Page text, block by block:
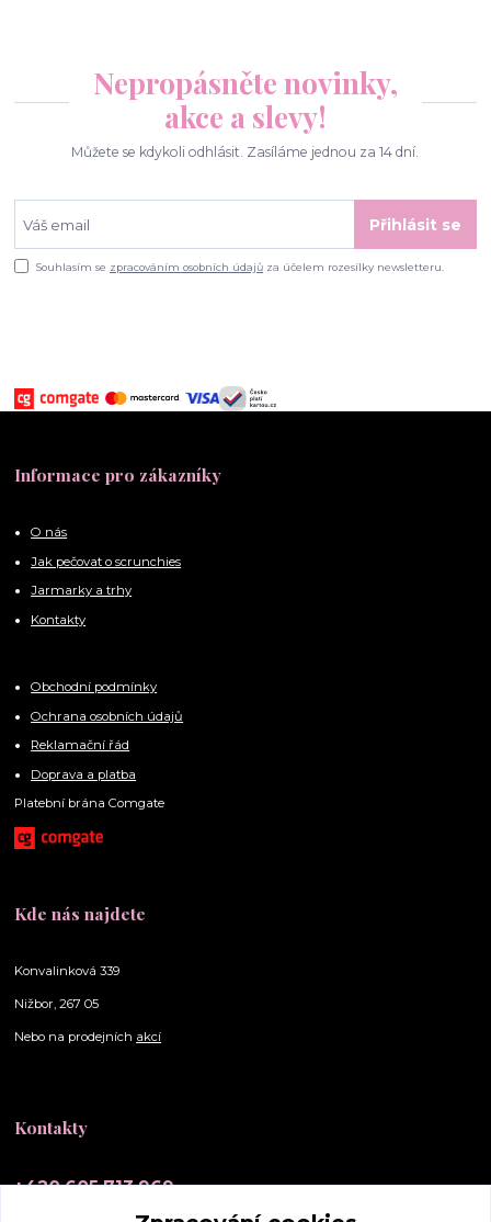
Nepropásněte novinky,
akce a slevy!
Můžete se kdykoli odhlásit. Zasíláme jednou za 14 dní.
Přihlásit se
Souhlasím se zpracováním osobních údajů za účelem rozesílky newsletteru.
Informace pro zákazníky
O nás
Jak pečovat o scrunchies
Jarmarky a trhy
Kontakty
Obchodní podmínky
Ochrana osobních údajů
Reklamační řád
Doprava a platba
Platební brána Comgate
Kde nás najdete
Konvalinková 339
Nižbor, 267 05
Nebo na prodejních akcí
Kontakty
+420 605 713 969